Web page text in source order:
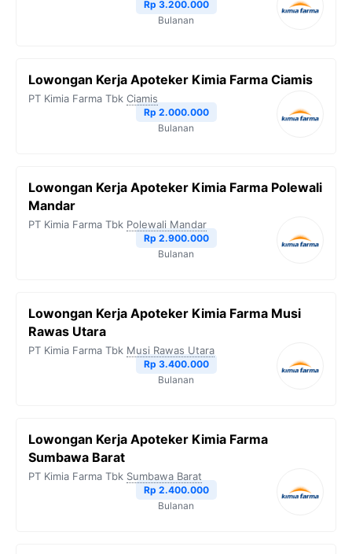
Rp 3.200.000
Bulanan
Lowongan Kerja Apoteker Kimia Farma Ciamis
PT Kimia Farma Tbk Ciamis
Rp 2.000.000
Bulanan
Lowongan Kerja Apoteker Kimia Farma Polewali
Mandar
PT Kimia Farma Tbk Polewali Mandar
Rp 2.900.000
Bulanan
Lowongan Kerja Apoteker Kimia Farma Musi
Rawas Utara
PT Kimia Farma Tbk Musi Rawas Utara
Rp 3.400.000
Bulanan
Lowongan Kerja Apoteker Kimia Farma
Sumbawa Barat
PT Kimia Farma Tbk Sumbawa Barat
Rp 2.400.000
Bulanan